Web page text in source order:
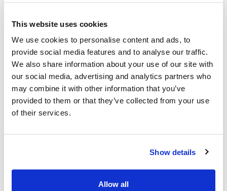
This website uses cookies
We use cookies to personalise content and ads, to
provide social media features and to analyse our traffic.
We also share information about your use of our site with
our social media, advertising and analytics partners who
may combine it with other information that you’ve
provided to them or that they’ve collected from your use
of their services.
Show details
Allow all
(dernière entrée à l'exposition à 16h40)
Fermé le lundi, sauf le 28 avril et le 19 mai
(Victoria Day)
11:00 AM to 9:00 PM
(Dernière participation à l'exposition à 19h40)
Les visites guidées sont les bienvenues.